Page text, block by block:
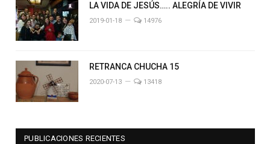
LA VIDA DE JESÚS….. ALEGRÍA DE VIVIR
2019-01-18 14976
RETRANCA CHUCHA 15
2020-07-13 13418
PUBLICACIONES RECIENTES